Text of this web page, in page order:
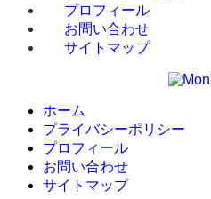
プロフィール
お問い合わせ
サイトマップ
ホーム
プライバシーポリシー
プロフィール
お問い合わせ
サイトマップ